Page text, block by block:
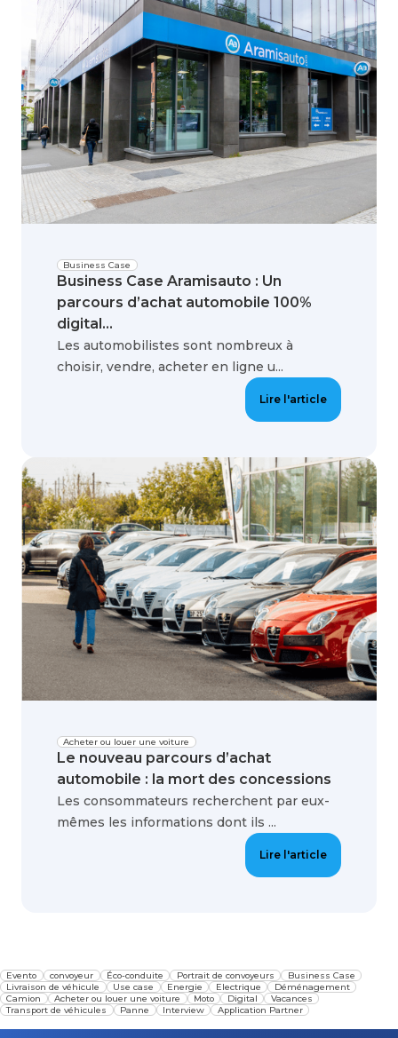
Business Case
Business Case Aramisauto : Un
parcours d’achat automobile 100%
digital...
Les automobilistes sont nombreux à
choisir, vendre, acheter en ligne u...
Lire l'article
Acheter ou louer une voiture
Le nouveau parcours d’achat
automobile : la mort des concessions
Les consommateurs recherchent par eux-
mêmes les informations dont ils ...
Lire l'article
Evento convoyeur Éco-conduite Portrait de convoyeurs
Business Case
Livraison de véhicule
Use case Energie Electrique
Déménagement
Camion
Acheter ou louer une voiture Moto Digital
Vacances
Transport de véhicules
Panne Interview Application Partner